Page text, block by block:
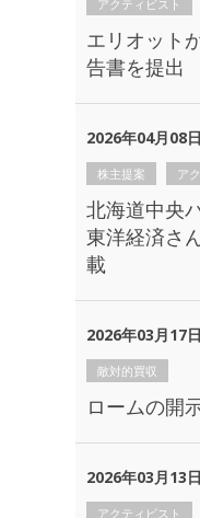
アクティビスト
エリオット
告書を提出
2026年04月08日
株主提案 ア
北海道中央
東洋経済さ
載
2026年03月17日
敵対的買収
ロームの開
2026年03月13日
アクティビスト